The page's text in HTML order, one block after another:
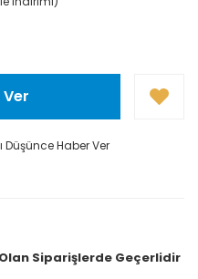
Düşünce Haber Ver
Siparişlerde Geçerlidir